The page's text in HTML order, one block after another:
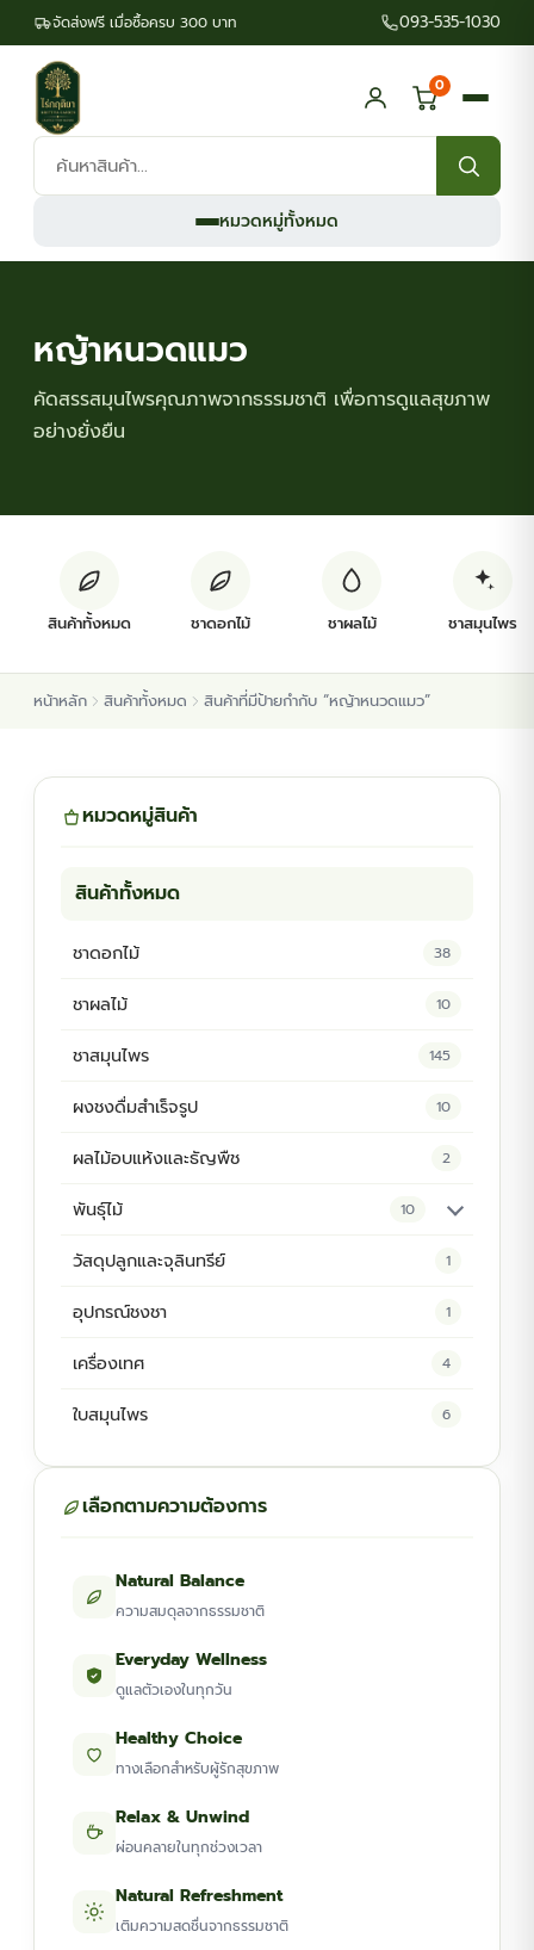
จัดส่งฟรี เมื่อซื้อครบ 300 บาท 093-535-1030
ค้นหา
สินค้า:
0
หมวดหมู่ทั้งหมด
ต้นพันธุ์สมุนไพร
ต้นพันธุ์ไม้ป่า
หญ้าหนวดแมว
คัดสรรสมุนไพรคุณภาพจากธรรมชาติ เพื่อการดูแลสุขภาพ
อย่างยั่งยืน
สินค้าทั้งหมด ชาดอกไม้ ชาผลไม้ ชาสมุนไพร
หน้าหลัก สินค้าทั้งหมด สินค้าที่มีป้ายกำกับ “หญ้าหนวดแมว”
หมวดหมู่สินค้า
สินค้าทั้งหมด
ชาดอกไม้ 38
ชาผลไม้ 10
ชาสมุนไพร 145
ผงชงดื่มสำเร็จรูป 10
ผลไม้อบแห้งและธัญพืช 2
พันธุ์ไม้ 10
ต้นพันธุ์สมุนไพร 5
วัสดุปลูกและจุลินทรีย์ 1
อุปกรณ์ชงชา 1
เครื่องเทศ 4
ใบสมุนไพร 6
เลือกตามความต้องการ
Natural Balance
ความสมดุลจากธรรมชาติ
Everyday Wellness
ดูแลตัวเองในทุกวัน
Healthy Choice
ทางเลือกสำหรับผู้รักสุขภาพ
Relax & Unwind
ผ่อนคลายในทุกช่วงเวลา
Natural Refreshment
เติมความสดชื่นจากธรรมชาติ